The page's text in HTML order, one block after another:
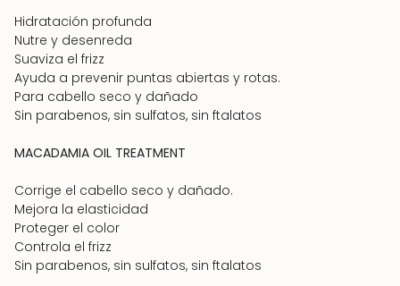
Hidratación profunda
Nutre y desenreda
Suaviza el frizz
Ayuda a prevenir puntas abiertas y rotas.
Para cabello seco y dañado
Sin parabenos, sin sulfatos, sin ftalatos
MACADAMIA OIL TREATMENT
Corrige el cabello seco y dañado.
Mejora la elasticidad
Proteger el color
Controla el frizz
Sin parabenos, sin sulfatos, sin ftalatos